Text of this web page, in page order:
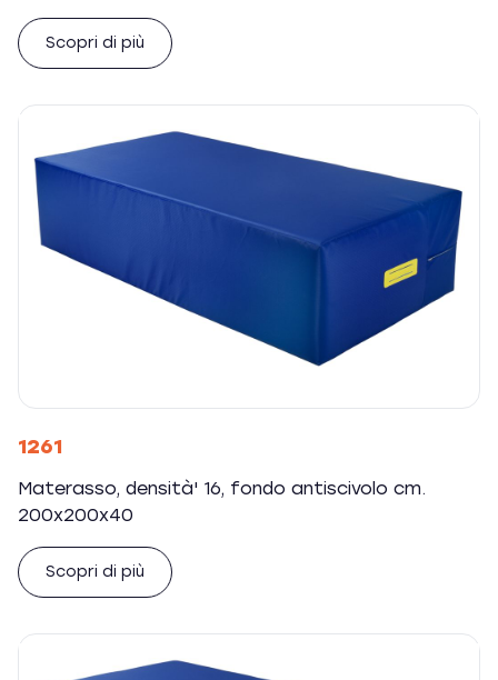
Scopri di più
1261
Materasso, densità' 16, fondo antiscivolo cm.
200x200x40
Scopri di più